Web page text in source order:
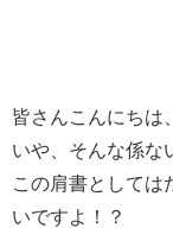
皆さんこんにちは
いや、そんな係な
この肩書として
いですよ！？